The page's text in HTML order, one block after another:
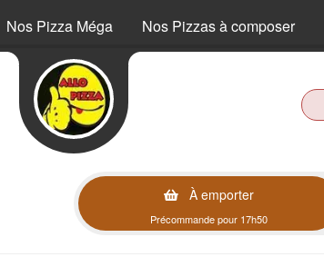
Nos Pizza Méga Nos Pizzas à composer
À emporter
Précommande pour 17h50